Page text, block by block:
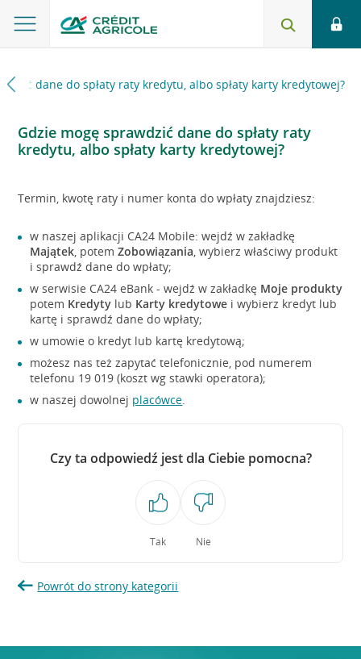
dane do spłaty raty kredytu, albo spłaty karty kredytowej?
Gdzie mogę sprawdzić dane do spłaty raty
kredytu, albo spłaty karty kredytowej?
Termin, kwotę raty i numer konta do wpłaty znajdziesz:
w naszej aplikacji CA24 Mobile: wejdź w zakładkę
Majątek, potemZobowiązania, wybierz właściwy produkt
i sprawdź dane do wpłaty;
w serwisie CA24 eBank - wejdź w zakładkę Moje produkty
potem Kredyty lub Karty kredytowe i wybierz kredyt lub
kartę i sprawdź dane do wpłaty;
w umowie o kredyt lub kartę kredytową;
możesz nas też zapytać telefonicznie, pod numerem
telefonu 19 019 (koszt wg stawki operatora);
w naszej dowolnej placówce.
Czy ta odpowiedź jest dla Ciebie pomocna?
Tak Nie
Powrót do strony kategorii